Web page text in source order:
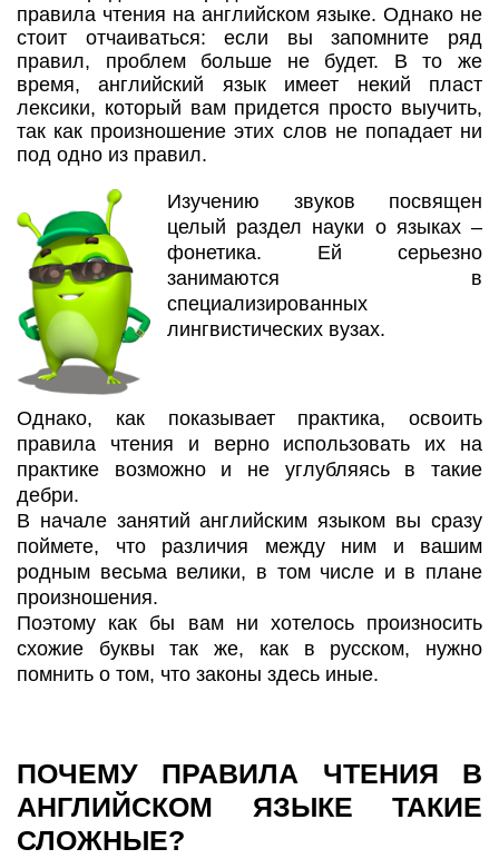
правила чтения на английском языке. Однако не
стоит отчаиваться: если вы запомните ряд
правил, проблем больше не будет. В то же
время, английский язык имеет некий пласт
лексики, который вам придется просто выучить,
так как произношение этих слов не попадает ни
под одно из правил.
Изучению звуков посвящен
целый раздел науки о языках –
фонетика. Ей серьезно
занимаются в
специализированных
лингвистических вузах.
Однако, как показывает практика, освоить
правила чтения и верно использовать их на
практике возможно и не углубляясь в такие
дебри.
В начале занятий английским языком вы сразу
поймете, что различия между ним и вашим
родным весьма велики, в том числе и в плане
произношения.
Поэтому как бы вам ни хотелось произносить
схожие буквы так же, как в русском, нужно
помнить о том, что законы здесь иные.
ПОЧЕМУ ПРАВИЛА ЧТЕНИЯ В
АНГЛИЙСКОМ ЯЗЫКЕ ТАКИЕ
СЛОЖНЫЕ?